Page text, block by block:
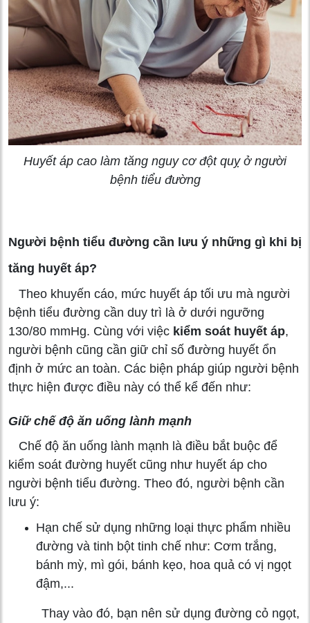
Huyết áp cao làm tăng nguy cơ đột quỵ ở người
bệnh tiểu đường
Người bệnh tiểu đường cần lưu ý những gì khi bị
tăng huyết áp?
Theo khuyến cáo, mức huyết áp tối ưu mà người
bệnh tiểu đường cần duy trì là ở dưới ngưỡng
130/80 mmHg. Cùng với việc kiểm soát huyết áp,
người bệnh cũng cần giữ chỉ số đường huyết ổn
định ở mức an toàn. Các biện pháp giúp người bệnh
thực hiện được điều này có thể kể đến như:
Giữ chế độ ăn uống lành mạnh
Chế độ ăn uống lành mạnh là điều bắt buộc để
kiểm soát đường huyết cũng như huyết áp cho
người bệnh tiểu đường. Theo đó, người bệnh cần
lưu ý:
Hạn chế sử dụng những loại thực phẩm nhiều
đường và tinh bột tinh chế như: Cơm trắng,
bánh mỳ, mì gói, bánh kẹo, hoa quả có vị ngọt
đậm,...
Thay vào đó, bạn nên sử dụng đường cỏ ngọt,